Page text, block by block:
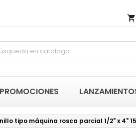
shopping_cart
PROMOCIONES
tipo máquina rosca parcial 1/2" x 4"
de regalos
((cancelText))
sesión
sesión para guardar productos en